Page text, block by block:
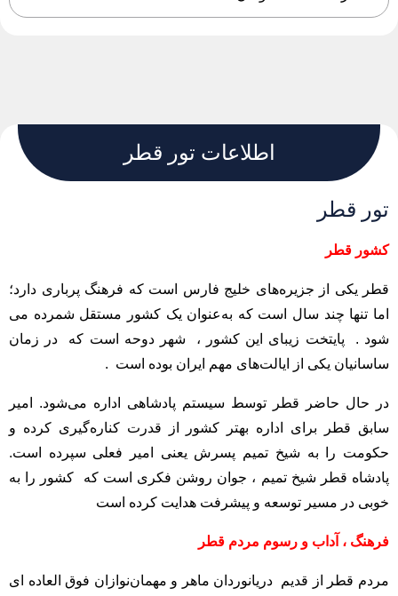
اطلاعات تور قطر
تور قطر
کشور قطر
قطر یکی از جزیره‌های خلیج ‌فارس است که فرهنگ پرباری دارد؛
اما تنها چند سال است که به‌عنوان یک کشور مستقل شمرده می
شود . پایتخت زیبای این کشور ، شهر دوحه است که در زمان
ساسانیان یکی از ایالت‌های مهم ایران بوده است .
در حال حاضر قطر توسط سیستم پادشاهی اداره می‌شود. امیر
سابق قطر برای اداره بهتر کشور از قدرت کناره‌گیری کرده و
حکومت را به شیخ تمیم پسرش یعنی امیر فعلی سپرده است.
پادشاه قطر شیخ تمیم ، جوان روشن فکری است که کشور را به‌
خوبی در مسیر توسعه و پیشرفت هدایت کرده است
فرهنگ ، آداب‌ و رسوم مردم قطر
مردم قطر از قدیم دریانوردان ماهر و مهمان‌نوازان فوق العاده ای